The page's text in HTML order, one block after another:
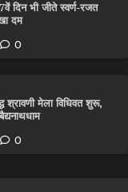
दिन भी जीते स्वर्ण-रजत
दम
0
श्रावणी मेला विधिवत शुरू,
0